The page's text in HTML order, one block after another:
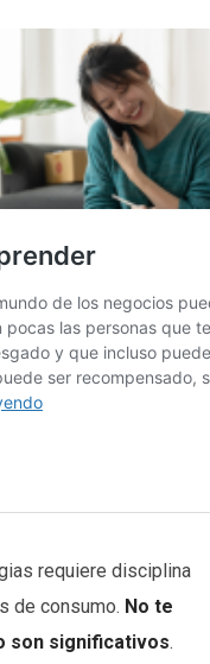
requiere disciplina
de consumo. No te
son significativos.